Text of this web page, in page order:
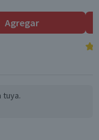
Agregar
tuya.